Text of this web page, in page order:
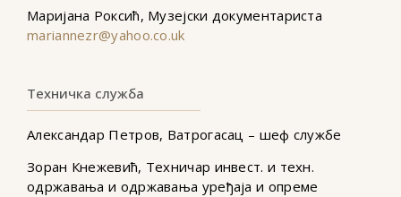
Маријана Роксић, Музејски документариста
mariannezr@yahoo.co.uk
Техничка служба
Александар Петров, Ватрогасац – шеф службе
Зоран Кнежевић, Техничар инвест. и техн.
одржавања и одржавања уређаја и опреме